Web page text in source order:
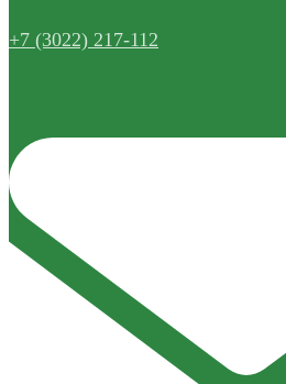
+7 (3022) 217-112